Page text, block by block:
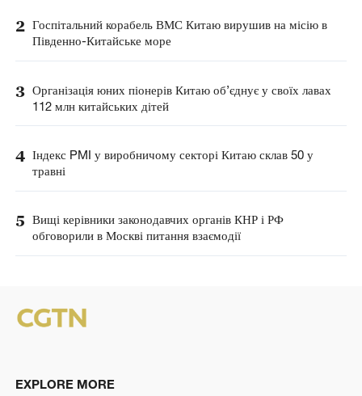
2 Госпітальний корабель ВМС Китаю вирушив на місію в
Південно-Китайське море
3 Організація юних піонерів Китаю об’єднує у своїх лавах
112 млн китайських дітей
4 Індекс PMI у виробничому секторі Китаю склав 50 у
травні
5 Вищі керівники законодавчих органів КНР і РФ
обговорили в Москві питання взаємодії
EXPLORE MORE